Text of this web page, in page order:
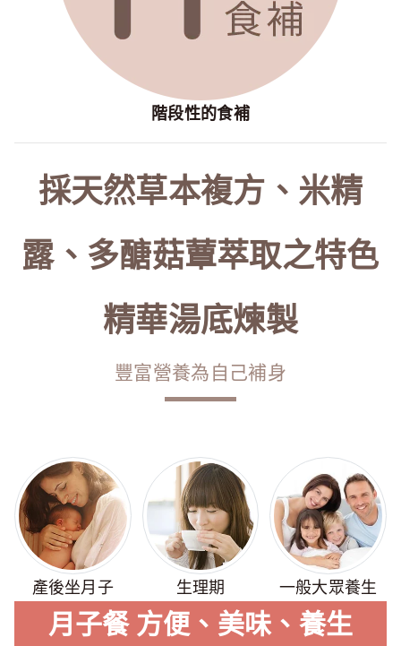
階段性的食補
採天然草本複方、米精
露、多醣菇蕈萃取之特色
精華湯底煉製
豐富營養為自己補身
產後坐月子 生理期 一般大眾養生
月子餐方便、美味、養生